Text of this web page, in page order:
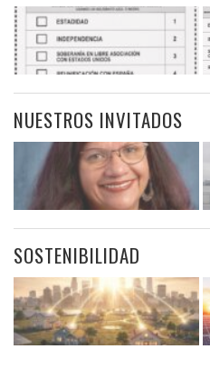
NUESTROS INVITADOS
SOSTENIBILIDAD